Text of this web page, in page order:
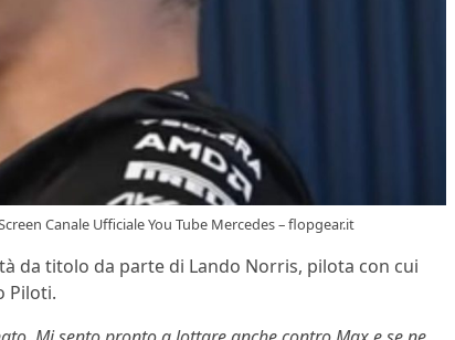
Canale Ufficiale You Tube Mercedes – flopgear.it
da titolo da parte di Lando Norris, pilota con cui
Piloti.